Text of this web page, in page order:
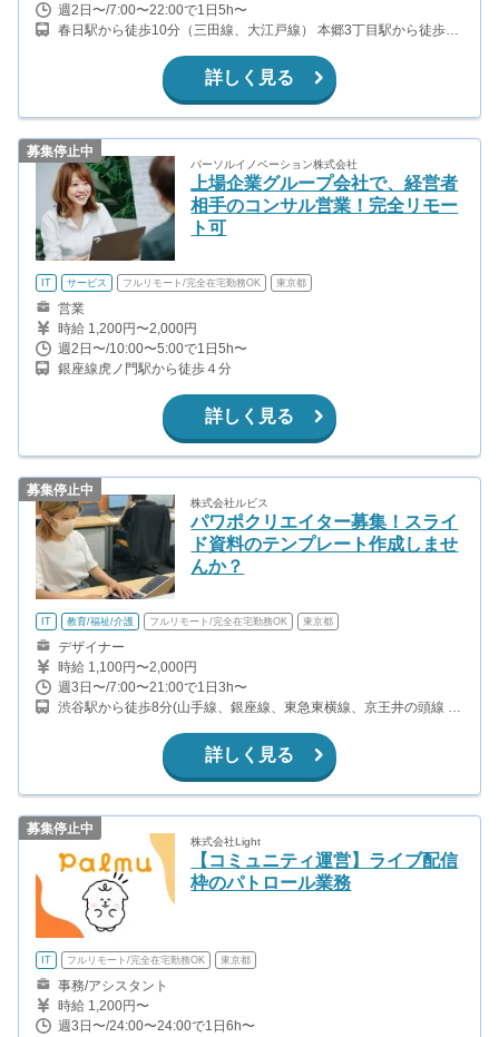
週2日〜/7:00〜22:00で1日5h〜
春日駅から徒歩10分（三田線、大江戸線） 本郷3丁目駅から徒歩14
詳しく見る
募集停止中
パーソルイノベーション株式会社
上場企業グループ会社で、経営者
相手のコンサル営業！完全リモー
ト可
IT サービス フルリモート/完全在宅勤務OK 東京都
営業
時給 1,200円〜2,000円
週2日〜/10:00〜5:00で1日5h〜
銀座線虎ノ門駅から徒歩４分
詳しく見る
募集停止中
株式会社ルビス
パワポクリエイター募集！スライ
ド資料のテンプレート作成しませ
んか？
IT 教育/福祉/介護 フルリモート/完全在宅勤務OK 東京都
デザイナー
時給 1,100円〜2,000円
週3日〜/7:00〜21:00で1日3h〜
渋谷駅から徒歩8分(山手線、銀座線、東急東横線、京王井の頭線 ほ
詳しく見る
募集停止中
株式会社Light
【コミュニティ運営】ライブ配信
枠のパトロール業務
IT フルリモート/完全在宅勤務OK 東京都
事務/アシスタント
時給 1,200円〜
週3日〜/24:00〜24:00で1日6h〜